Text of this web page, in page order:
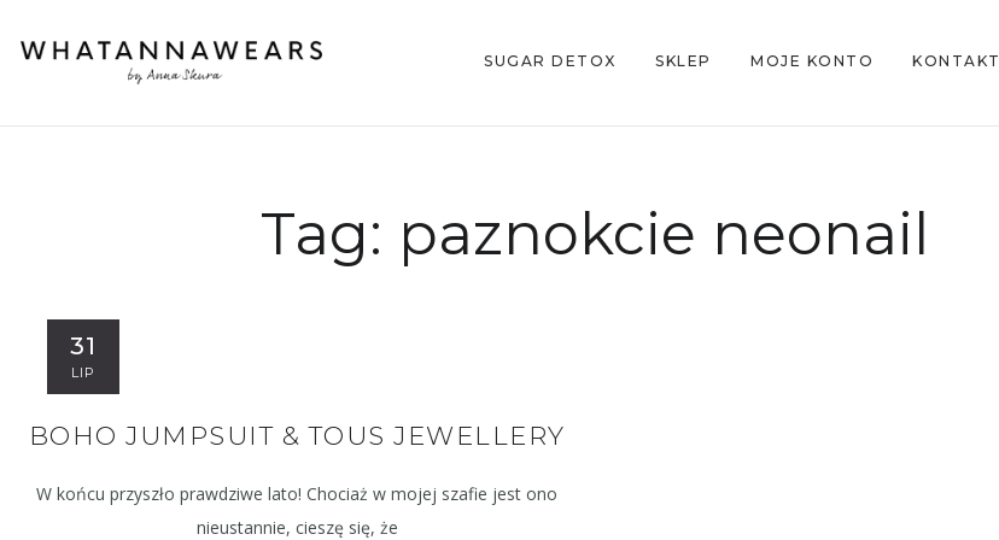
SUGAR DETOX SKLEP MOJE KONTO KONTAKT
Tag: paznokcie neonail
31
LIP
BOHO JUMPSUIT & TOUS JEWELLERY
W końcu przyszło prawdziwe lato! Chociaż w mojej szafie jest ono
nieustannie, cieszę się, że